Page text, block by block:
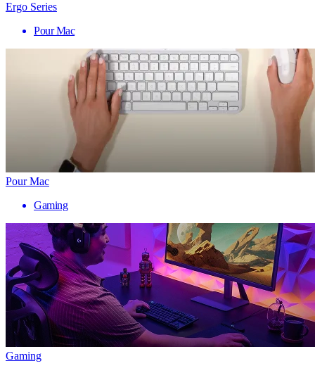
Ergo Series
Pour Mac
Pour Mac
Gaming
Gaming